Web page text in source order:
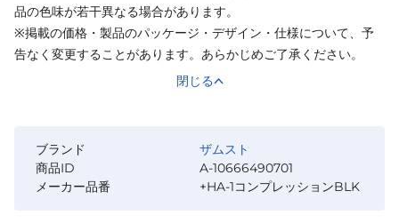
品の色味が若干異なる場合があります。
※掲載の価格・製品のパッケージ・デザイン・仕様について、予
告なく変更することがあります。あらかじめご了承ください。
閉じる
ブランド
ザムスト
商品ID
A-10666490701
メーカー品番
+HA-1コンプレッションBLK